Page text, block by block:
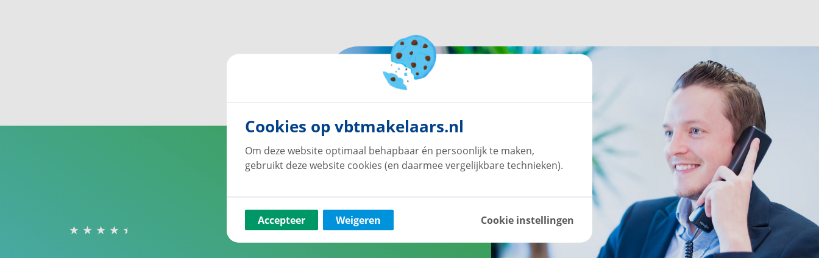
Cookies op vbtmakelaars.nl
Om deze website optimaal behapbaar én persoonlijk te maken,
gebruikt deze website cookies (en daarmee vergelijkbare technieken).
Accepteer Weigeren Cookie instellingen